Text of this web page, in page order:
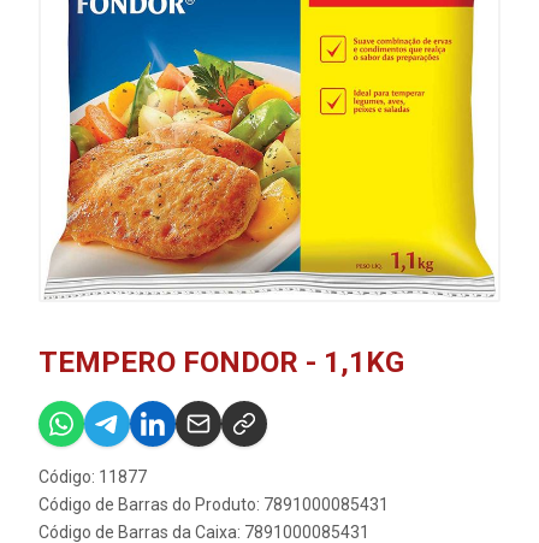
TEMPERO FONDOR - 1,1KG
Código: 11877
Código de Barras do Produto: 7891000085431
Código de Barras da Caixa: 7891000085431